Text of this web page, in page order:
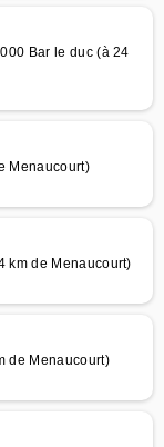
Bar le duc (à 24
Menaucourt)
km de Menaucourt)
de Menaucourt)